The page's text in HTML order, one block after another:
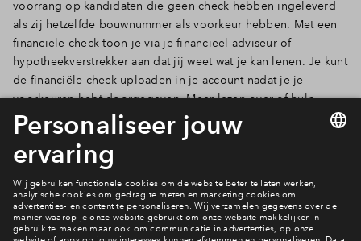
voorrang op kandidaten die geen check hebben ingeleverd
als zij hetzelfde bouwnummer als voorkeur hebben. Met een
financiële check toon je via je financieel adviseur of
hypotheekverstrekker aan dat jij weet wat je kan lenen. Je kunt
de financiële check uploaden in je account nadat je je
voorkeuren hebt doorgegeven. Meer lezen over of hulp
nodig bij de financiële check?
Zo werkt het!